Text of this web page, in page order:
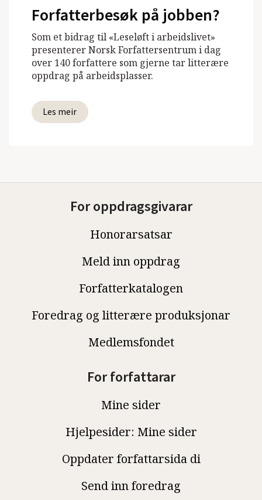
Forfatterbesøk på jobben?
Som et bidrag til «Leseløft i arbeidslivet»
presenterer Norsk Forfattersentrum i dag
over 140 forfattere som gjerne tar litterære
oppdrag på arbeidsplasser.
Les meir
For oppdragsgivarar
Honorarsatsar
Meld inn oppdrag
Forfatterkatalogen
Foredrag og litterære produksjonar
Medlemsfondet
For forfattarar
Mine sider
Hjelpesider: Mine sider
Oppdater forfattarsida di
Send inn foredrag